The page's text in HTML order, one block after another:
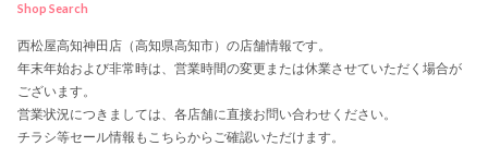
Shop Search
西松屋高知神田店（高知県高知市）の店舗情報です。
年末年始および非常時は、営業時間の変更または休業させていただく場合が
ございます。
営業状況につきましては、各店舗に直接お問い合わせください。
チラシ等セール情報もこちらからご確認いただけます。